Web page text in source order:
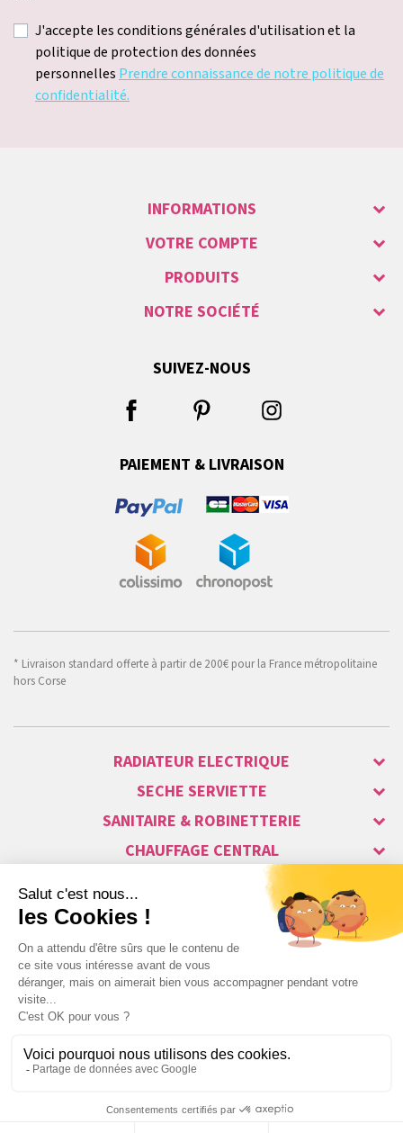
J'accepte les conditions générales d'utilisation et la
politique de protection des données
personnelles Prendre connaissance de notre politique de
confidentialité.
INFORMATIONS
VOTRE COMPTE
PRODUITS
NOTRE SOCIÉTÉ
SUIVEZ-NOUS
PAIEMENT & LIVRAISON
* Livraison standard offerte à partir de 200€ pour la France métropolitaine
hors Corse
RADIATEUR ELECTRIQUE
SECHE SERVIETTE
SANITAIRE & ROBINETTERIE
CHAUFFAGE CENTRAL
ALARME & SÉCURITÉ
MAISON CONNECTÉE
VISIOPHONE & INTERPHONE
LUMINAIRES & ECLAIRAGE